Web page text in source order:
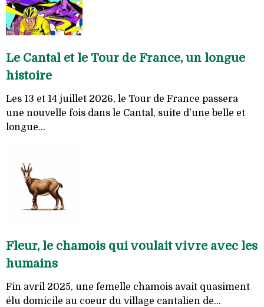
Le Cantal et le Tour de France, un longue
histoire
Les 13 et 14 juillet 2026, le Tour de France passera
une nouvelle fois dans le Cantal, suite d'une belle et
longue...
Fleur, le chamois qui voulait vivre avec les
humains
Fin avril 2025, une femelle chamois avait quasiment
élu domicile au coeur du village cantalien de...